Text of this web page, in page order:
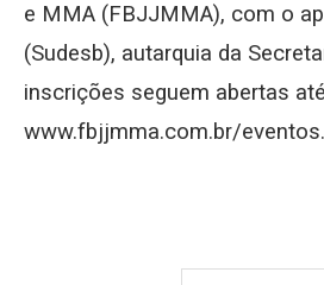
e MMA (FBJJMMA), com o
(Sudesb), autarquia da
inscrições seguem abertas
www.fbjjmma.com.br/eventos.